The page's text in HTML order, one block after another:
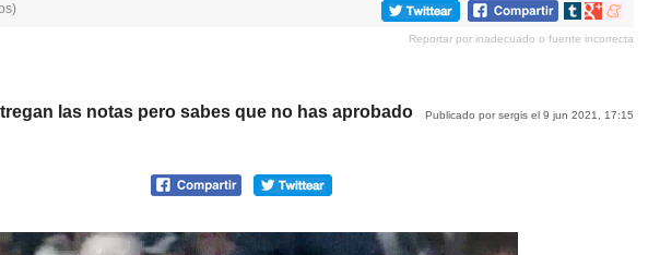
Compartir
tumblr
Compartir
Google+
Compartir
meneame
Reportar por inadecuado o fuente incorrecta
Publicado por sergis el 9 jun 2021, 17:15
las notas pero sabes que no has aprobado